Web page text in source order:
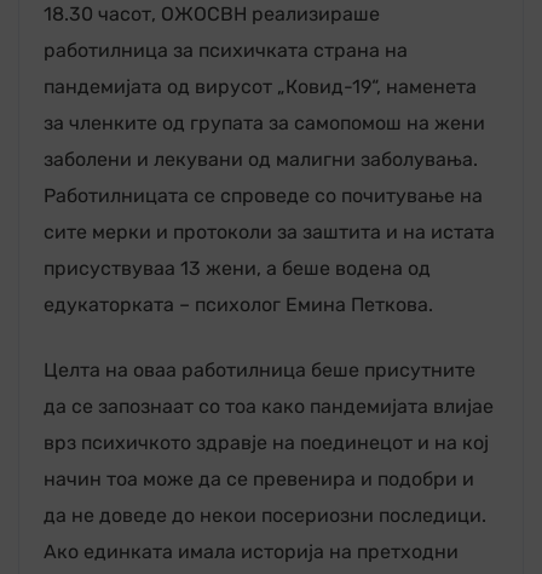
18.30 часот, ОЖОСВН реализираше
работилница за психичката страна на
пандемијата од вирусот „Ковид-19“, наменета
за членките од групата за самопомош на жени
заболени и лекувани од малигни заболувања.
Работилницата се спроведе со почитување на
ситe мерки и протоколи за заштита и на истата
присуствуваа 13 жени, а беше водена од
едукаторката – психолог Емина Петкова.
Целта на оваа работилница беше присутните
да се запознаат со тоа како пандемијата влијае
врз психичкото здравје на поединецот и на кој
начин тоа може да се превенира и подобри и
да не доведе до некои посериозни последици.
Ако единката имала историја на претходни